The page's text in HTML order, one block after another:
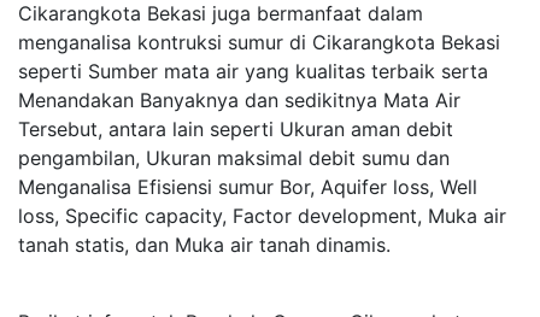
Cikarangkota Bekasi juga bermanfaat dalam
menganalisa kontruksi sumur di Cikarangkota Bekasi
seperti Sumber mata air yang kualitas terbaik serta
Menandakan Banyaknya dan sedikitnya Mata Air
Tersebut, antara lain seperti Ukuran aman debit
pengambilan, Ukuran maksimal debit sumu dan
Menganalisa Efisiensi sumur Bor, Aquifer loss, Well
loss, Specific capacity, Factor development, Muka air
tanah statis, dan Muka air tanah dinamis.